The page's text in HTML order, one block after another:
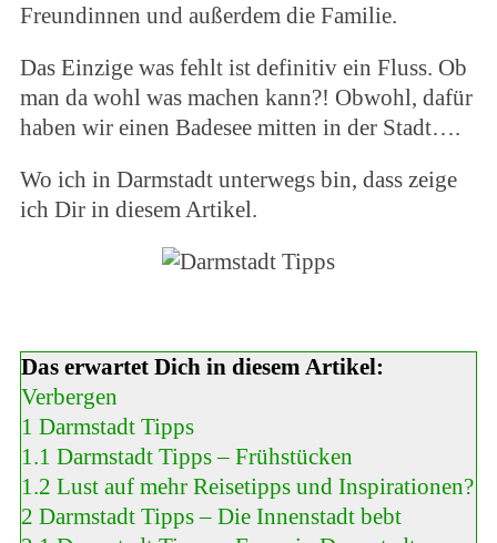
Freundinnen und außerdem die Familie.
Das Einzige was fehlt ist definitiv ein Fluss. Ob
man da wohl was machen kann?! Obwohl, dafür
haben wir einen Badesee mitten in der Stadt….
Wo ich in Darmstadt unterwegs bin, dass zeige
ich Dir in diesem Artikel.
Das erwartet Dich in diesem Artikel:
Verbergen
1 Darmstadt Tipps
1.1 Darmstadt Tipps – Frühstücken
1.2 Lust auf mehr Reisetipps und Inspirationen?
2 Darmstadt Tipps – Die Innenstadt bebt